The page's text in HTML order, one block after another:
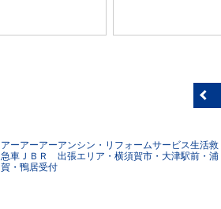
アーアーアーアンシン・リフォームサービス生活救
急車ＪＢＲ 出張エリア・横須賀市・大津駅前・浦
賀・鴨居受付